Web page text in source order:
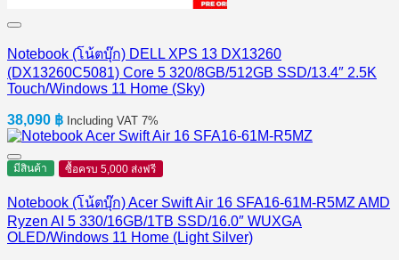
Notebook (โน้ตบุ๊ก) DELL XPS 13 DX13260
(DX13260C5081) Core 5 320/8GB/512GB SSD/13.4″ 2.5K
Touch/Windows 11 Home (Sky)
38,090 ฿ Including VAT 7%
มีสินค้า ซื้อครบ 5,000 ส่งฟรี
Notebook (โน้ตบุ๊ก) Acer Swift Air 16 SFA16-61M-R5MZ AMD
Ryzen AI 5 330/16GB/1TB SSD/16.0″ WUXGA
OLED/Windows 11 Home (Light Silver)